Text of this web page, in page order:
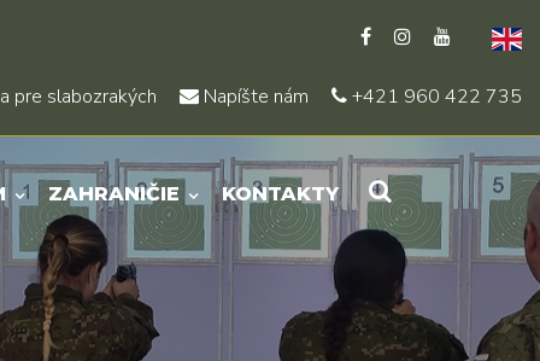
pre slabozrakých Napíšte nám +421 960 422 735
ZAHRANIČIE KONTAKTY